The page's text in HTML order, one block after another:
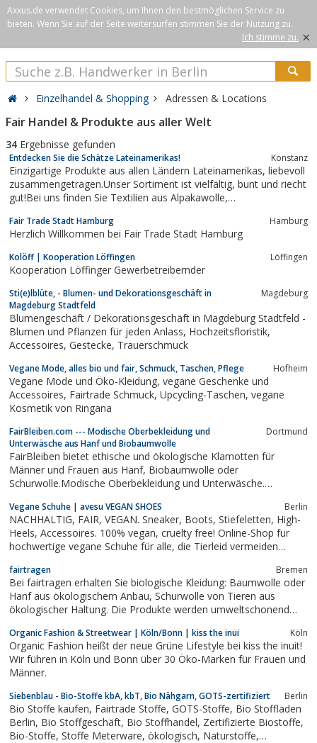
Axxus.de verwendet Cookies, um Ihnen den bestmöglichen Service zu
bieten. Wenn Sie auf der Seite weitersurfen stimmen Sie der Nutzung zu.
Ich stimme zu. ×
Einzelhandel & Shopping Adressen & Locations
Fair Handel & Produkte aus aller Welt
34 Ergebnisse gefunden
Entdecken Sie die Schätze Lateinamerikas! Konstanz
Einzigartige Produkte aus allen Ländern Lateinamerikas, liebevoll
zusammengetragen.Unser Sortiment ist vielfältig, bunt und riecht
gut!Bei uns finden Sie Textilien aus Alpakawolle,
Alpakawolle zum Selberstricken, Taschen, Panama-Hüte,
handbestickte Gürtel,...
Fair Trade Stadt Hamburg Hamburg
Herzlich Willkommen bei Fair Trade Stadt Hamburg
Kolöff | Kooperation Löffingen Löffingen
Kooperation Löffinger Gewerbetreibernder
Sti(e)lblüte, - Blumen- und Dekorationsgeschäft in
Magdeburg Stadtfeld
Magdeburg
Blumengeschäft / Dekorationsgeschäft in Magdeburg Stadtfeld -
Blumen und Pflanzen für jeden Anlass, Hochzeitsfloristik,
Accessoires, Gestecke, Trauerschmuck
Vegane Mode, alles bio und fair, Schmuck, Taschen, Pflege Hofheim
Vegane Mode und Öko-Kleidung, vegane Geschenke und
Accessoires, Fairtrade Schmuck, Upcycling-Taschen, vegane
Kosmetik von Ringana
FairBleiben.com --- Modische Oberbekleidung und
Unterwäsche aus Hanf und Biobaumwolle
Dortmund
FairBleiben bietet ethische und ökologische Klamotten für
Männer und Frauen aus Hanf, Biobaumwolle oder
Schurwolle.Modische Oberbekleidung und Unterwäsche.
Wear Foundation.
Vegane Schuhe | avesu VEGAN SHOES Berlin
NACHHALTIG, FAIR, VEGAN. Sneaker, Boots, Stiefeletten, High-
Heels, Accessoires. 100% vegan, cruelty free! Online-Shop für
hochwertige vegane Schuhe für alle, die Tierleid vermeiden
sind lederfrei und frei von anderen tierischen Produkten. Die
verwendeten...
fairtragen Bremen
Bei fairtragen erhalten Sie biologische Kleidung: Baumwolle oder
Hanf aus ökologischem Anbau, Schurwolle von Tieren aus
ökologischer Haltung. Die Produkte werden umweltschonend
und sind zudem noch fair gehandelt und produziert!
Organic Fashion & Streetwear | Köln/Bonn | kiss the inui Köln
Organic Fashion heißt der neue Grüne Lifestyle bei kiss the inuit!
Wir führen in Köln und Bonn über 30 Öko-Marken für Frauen und
Männer.
Siebenblau - Bio-Stoffe kbA, kbT, Bio Nähgarn, GOTS-zertifiziert Berlin
Bio Stoffe kaufen, Fairtrade Stoffe, GOTS-Stoffe, Bio Stoffladen
Berlin, Bio Stoffgeschäft, Bio Stoffhandel, Zertifizierte Biostoffe,
Bio-Stoffe, Stoffe Meterware, ökologisch, Naturstoffe,